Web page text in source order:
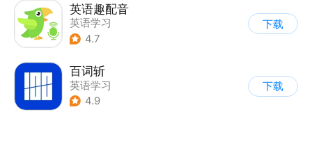
英语趣配音
英语学习
4.7
下载
百词斩
英语学习
4.9
下载